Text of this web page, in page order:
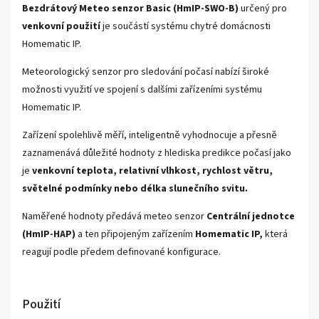
Bezdrátový Meteo senzor Basic (HmIP-SWO-B) určený pro
venkovní použitíje součástí systému chytré domácnosti
Homematic IP.
Meteorologický senzor pro sledování počasí nabízí široké
možnosti využití ve spojení s dalšími zařízeními systému
Homematic IP.
Zařízení spolehlivě měří, inteligentně vyhodnocuje a přesně
zaznamenává důležité hodnoty z hlediska predikce počasí jako
je venkovní teplota, relativní vlhkost, rychlost větru,
světelné podmínky nebo délka slunečního svitu.
Naměřené hodnoty předává meteo senzor Centrální jednotce
(HmIP-HAP) a ten připojeným zařízením Homematic IP, která
reagují podle předem definované konfigurace.
Použití